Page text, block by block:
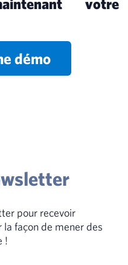
votre
démo
pour recevoir
façon de mener des
!